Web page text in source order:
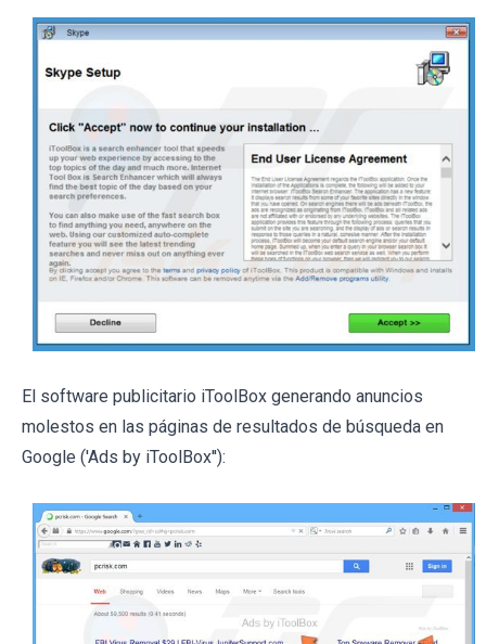
El software publicitario iToolBox generando anuncios
molestos en las páginas de resultados de búsqueda en
Google ('Ads by iToolBox''):